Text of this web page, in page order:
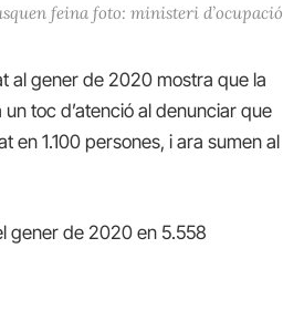
feina foto: ministeri d’ocupació
al gener de 2020 mostra que la
toc d’atenció al denunciar que
en 1.100 persones, i ara sumen al
gener de 2020 en 5.558